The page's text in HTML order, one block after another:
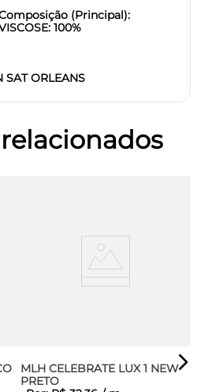
(Principal):
100%
SAT ORLEANS
MLH CELEBRATE LUX 1 NEW
PRETO